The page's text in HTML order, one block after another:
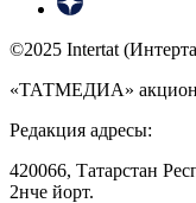
©2025 Intertat
«ТАТМЕДИА»
Редакция адресы:
420066, Татарстан
2нче йорт.